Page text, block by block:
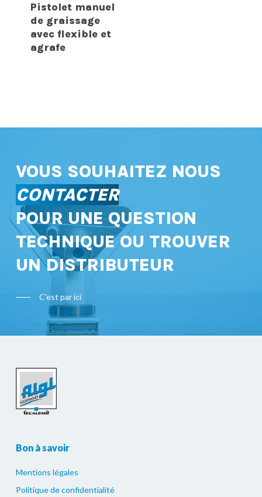
Pistolet manuel
de graissage
avec flexible et
agrafe
VOUS SOUHAITEZ NOUS
CONTACTER
POUR UNE QUESTION
TECHNIQUE OU TROUVER
UN DISTRIBUTEUR
C'est par ici
Bon à savoir
Mentions légales
Politique de confidentialité